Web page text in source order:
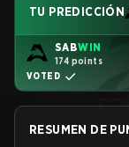
TU PREDICCIÓN
SABWIN
174 points
VOTED
RESUMEN DE